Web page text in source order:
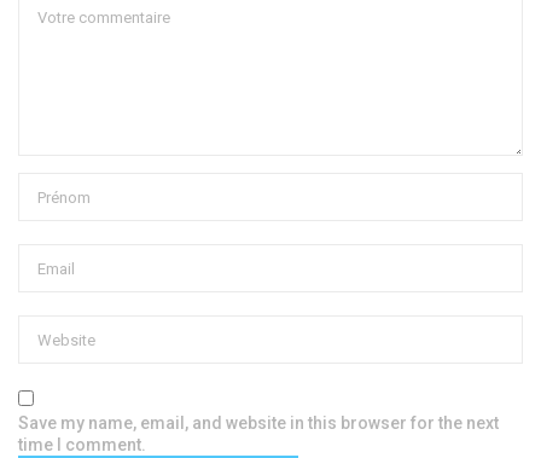
Save my name, email, and website in this browser for the next
time I comment.